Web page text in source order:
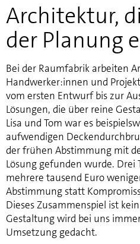
Architektur,
der Planung
Bei der Raumfabrik arbeiten
Handwerker:innen und
vom ersten Entwurf bis zur
Lösungen, die über reine
Lisa und Tom war es
aufwendigen
der frühen Abstimmung mit
Lösung gefunden wurde. Drei
mehrere tausend Euro
Abstimmung statt
Dieses Zusammenspiel ist
Gestaltung wird bei uns
Umsetzung gedacht.